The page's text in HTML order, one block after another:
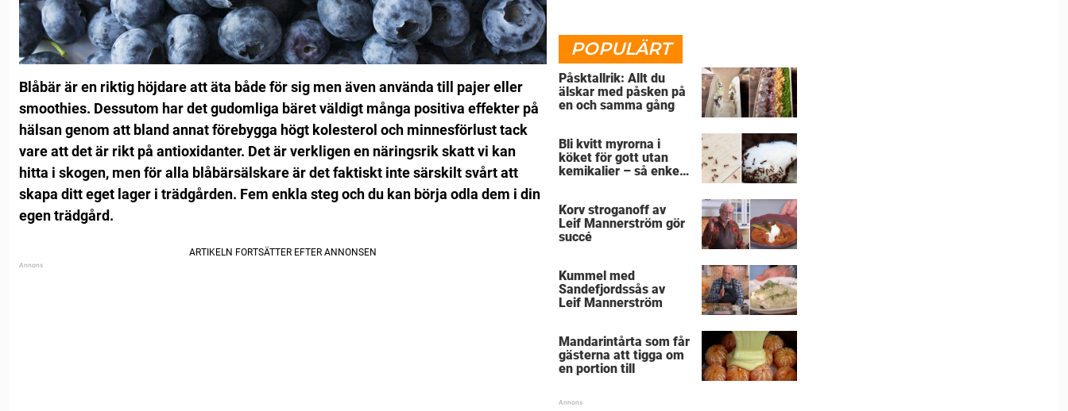
Blåbär är en riktig höjdare att äta både för sig men även använda till pajer eller
smoothies. Dessutom har det gudomliga bäret väldigt många positiva effekter på
hälsan genom att bland annat förebygga högt kolesterol och minnesförlust tack
vare att det är rikt på antioxidanter. Det är verkligen en näringsrik skatt vi kan
hitta i skogen, men för alla blåbärsälskare är det faktiskt inte särskilt svårt att
skapa ditt eget lager i trädgården. Fem enkla steg och du kan börja odla dem i din
egen trädgård.
POPULÄRT
Påsktallrik: Allt du
älskar med påsken på
en och samma gång
Bli kvitt myrorna i
köket för gott utan
kemikalier – så enkelt
Korv stroganoff av
Leif Mannerström gör
succé
Kummel med
Sandefjordssås av
Leif Mannerström
Mandarintårta som får
gästerna att tigga om
en portion till